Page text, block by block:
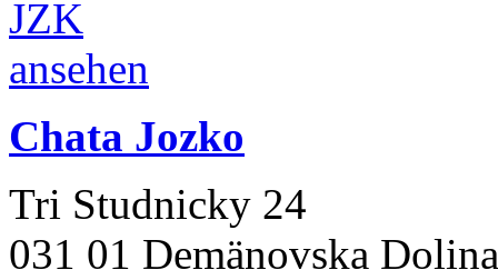
Chata Jozko
Tri Studnicky 24
031 01 Demänovska Dolina